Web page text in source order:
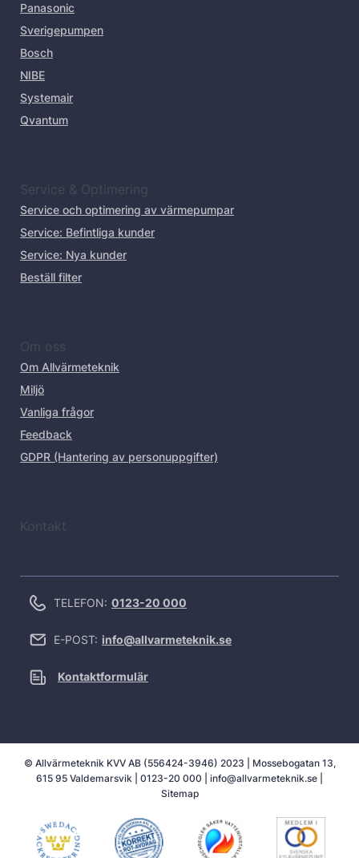
Panasonic
Sverigepumpen
Bosch
NIBE
Systemair
Qvantum
Service & Optimering
Service och optimering av värmepumpar
Service: Befintliga kunder
Service: Nya kunder
Beställ filter
Om oss
Om Allvärmeteknik
Miljö
Vanliga frågor
Feedback
GDPR (Hantering av personuppgifter)
Kontakt
TELEFON: 0123-20 000
E-POST: info@allvarmeteknik.se
Kontaktformulär
© Allvärmeteknik KVV AB (556424-3946) 2023 | Mossebogatan 13,
615 95 Valdemarsvik | 0123-20 000 info@allvarmeteknik.se
Sitemap